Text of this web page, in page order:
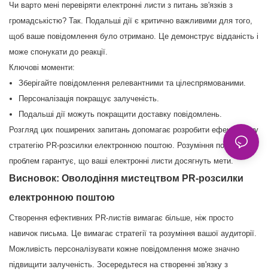
Чи варто мені перевіряти електронні листи з питань зв'язків з
громадськістю? Так. Подальші дії є критично важливими для того,
щоб ваше повідомлення було отримано. Це демонструє відданість і
може спонукати до реакції.
Ключові моменти:
Зберігайте повідомлення релевантними та цілеспрямованими.
Персоналізація покращує залученість.
Подальші дії можуть покращити доставку повідомлень.
Розгляд цих поширених запитань допомагає розробити ефективнішу
стратегію PR-розсилки електронною поштою. Розуміння поширених
проблем гарантує, що ваші електронні листи досягнуть мети.
Висновок: Оволодіння мистецтвом PR-розсилки
електронною поштою
Створення ефективних PR-листів вимагає більше, ніж просто
навичок письма. Це вимагає стратегії та розуміння вашої аудиторії.
Можливість персоналізувати кожне повідомлення може значно
підвищити залученість. Зосередьтеся на створенні зв'язку з